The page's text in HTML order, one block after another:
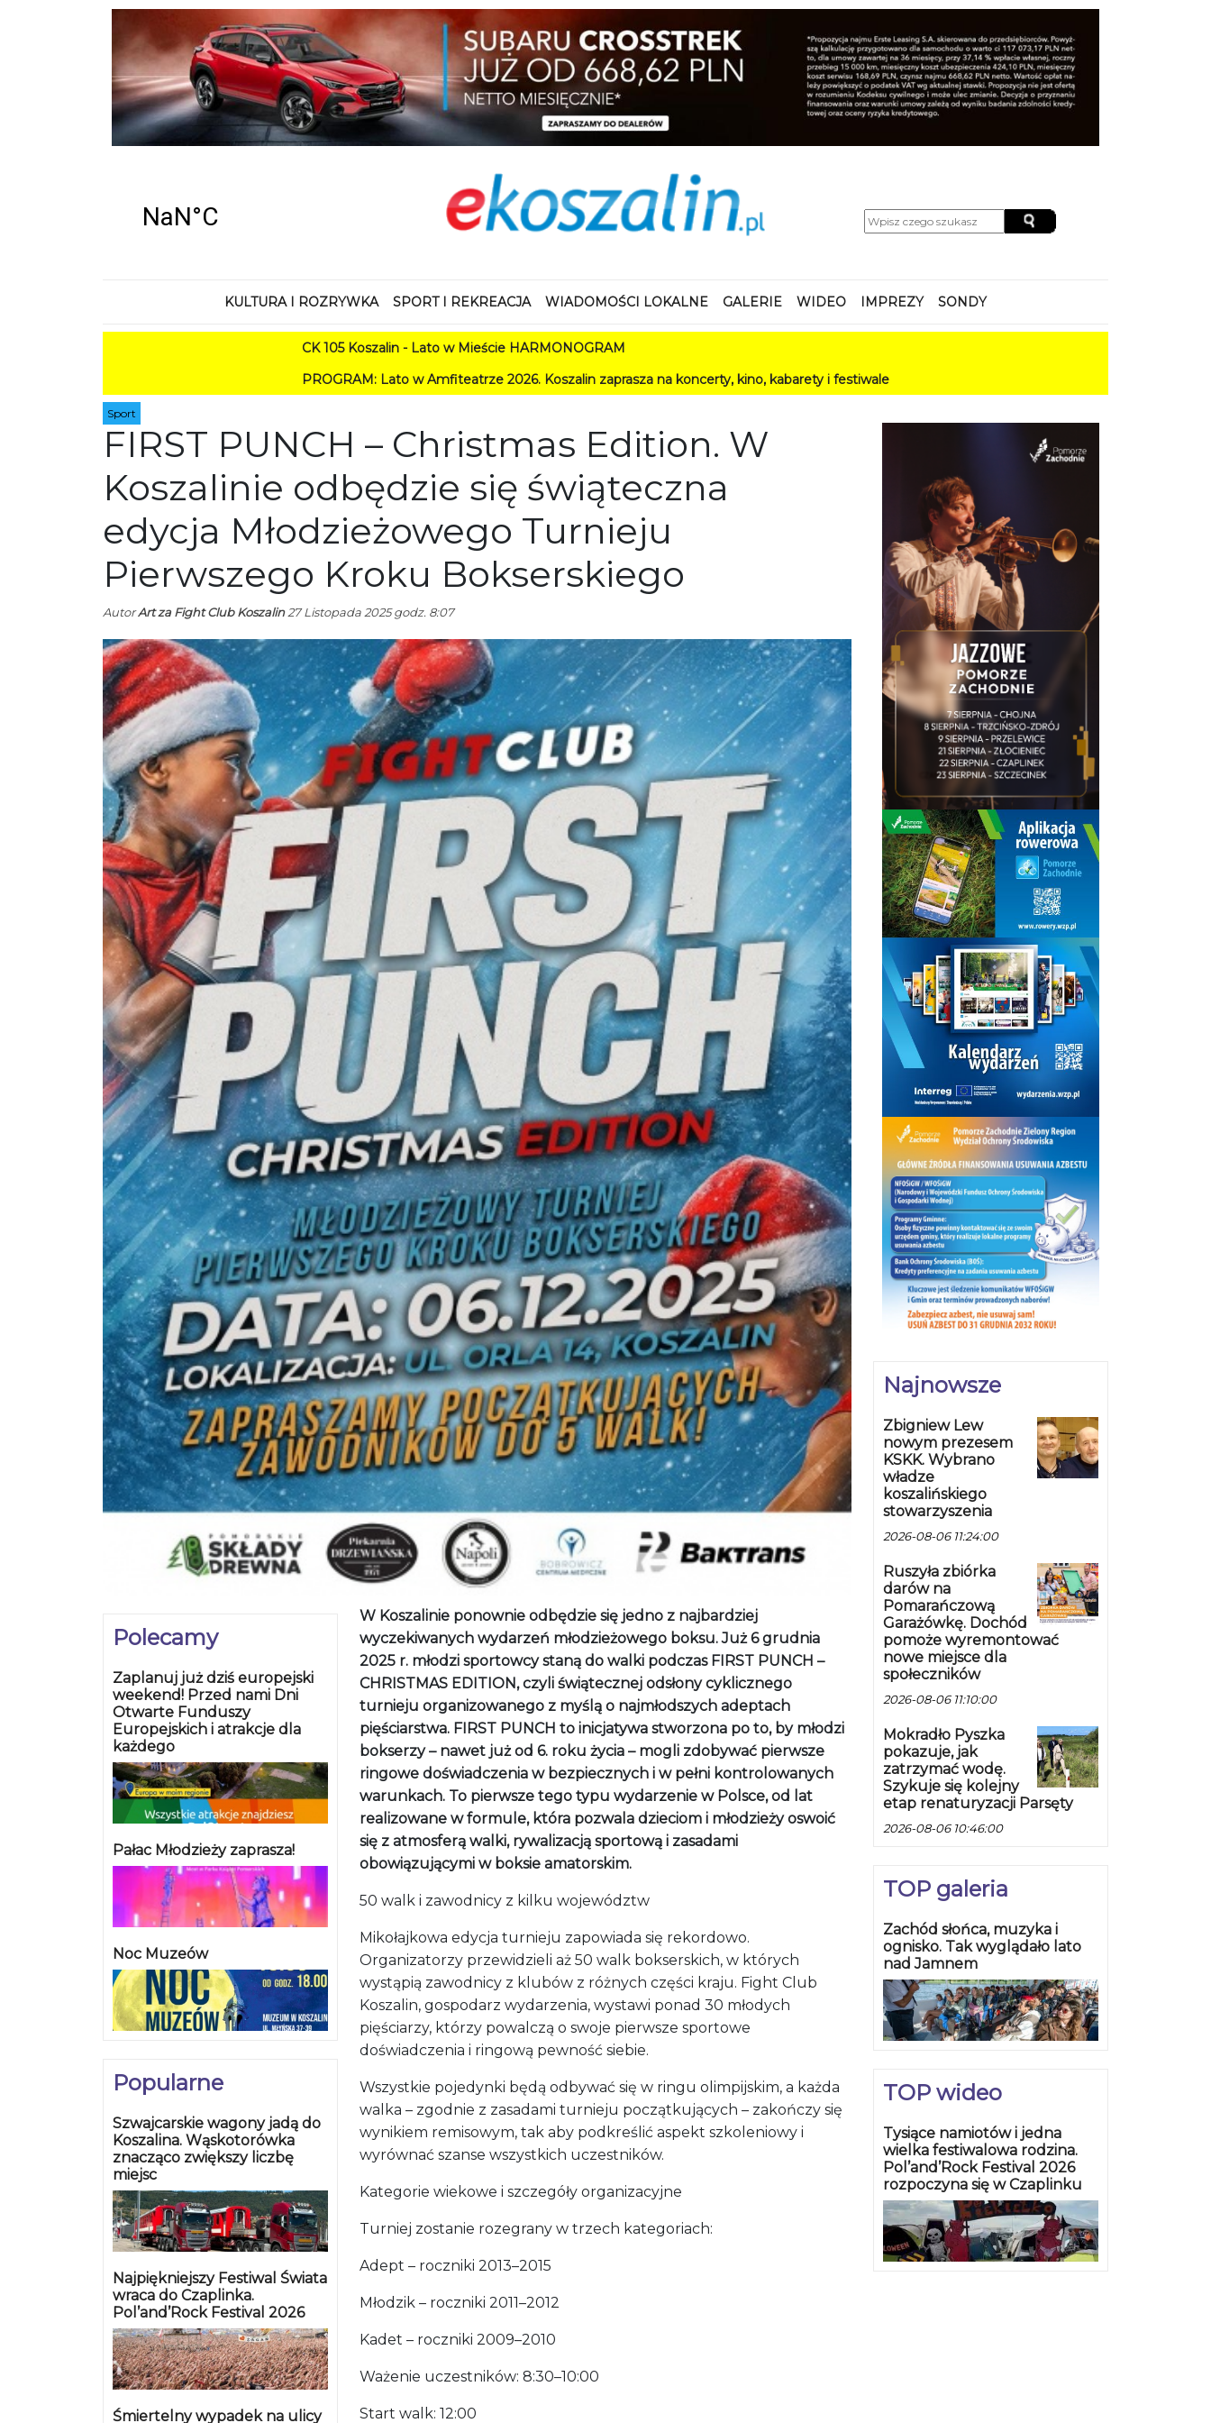
KULTURA I ROZRYWKA SPORT I REKREACJA WIADOMOŚCI LOKALNE GALERIE WIDEO IMPREZY SONDY
CK 105 Koszalin - Lato w Mieście HARMONOGRAM
PROGRAM: Lato w Amfiteatrze 2026. Koszalin zaprasza na koncerty, kino, kabarety i festiwale
Sport
FIRST PUNCH – Christmas Edition. W
Koszalinie odbędzie się świąteczna
edycja Młodzieżowego Turnieju
Pierwszego Kroku Bokserskiego
AutorArt za Fight Club Koszalin27 Listopada 2025 godz. 8:07
Polecamy
Zaplanuj już dziś europejski
weekend! Przed nami Dni
Otwarte Funduszy
Europejskich i atrakcje dla
każdego
Pałac Młodzieży zaprasza!
Noc Muzeów
Popularne
Szwajcarskie wagony jadą do
Koszalina. Wąskotorówka
znacząco zwiększy liczbę
miejsc
Najpiękniejszy Festiwal Świata
wraca do Czaplinka.
Pol’and’Rock Festival 2026
Śmiertelny wypadek na ulicy
W Koszalinie ponownie odbędzie się jedno z najbardziej
wyczekiwanych wydarzeń młodzieżowego boksu. Już 6 grudnia
2025 r. młodzi sportowcy staną do walki podczas FIRST PUNCH –
CHRISTMAS EDITION, czyli świątecznej odsłony cyklicznego
turnieju organizowanego z myślą o najmłodszych adeptach
pięściarstwa. FIRST PUNCH to inicjatywa stworzona po to, by młodzi
bokserzy – nawet już od 6. roku życia – mogli zdobywać pierwsze
ringowe doświadczenia w bezpiecznych i w pełni kontrolowanych
warunkach. To pierwsze tego typu wydarzenie w Polsce, od lat
realizowane w formule, która pozwala dzieciom i młodzieży oswoić
się z atmosferą walki, rywalizacją sportową i zasadami
obowiązującymi w boksie amatorskim.
50 walk i zawodnicy z kilku województw
Mikołajkowa edycja turnieju zapowiada się rekordowo.
Organizatorzy przewidzieli aż 50 walk bokserskich, w których
wystąpią zawodnicy z klubów z różnych części kraju. Fight Club
Koszalin, gospodarz wydarzenia, wystawi ponad 30 młodych
pięściarzy, którzy powalczą o swoje pierwsze sportowe
doświadczenia i ringową pewność siebie.
Wszystkie pojedynki będą odbywać się w ringu olimpijskim, a każda
walka – zgodnie z zasadami turnieju początkujących – zakończy się
wynikiem remisowym, tak aby podkreślić aspekt szkoleniowy i
wyrównać szanse wszystkich uczestników.
Kategorie wiekowe i szczegóły organizacyjne
Turniej zostanie rozegrany w trzech kategoriach:
Adept – roczniki 2013–2015
Młodzik – roczniki 2011–2012
Kadet – roczniki 2009–2010
Ważenie uczestników: 8:30–10:00
Start walk: 12:00
Najnowsze
Zbigniew Lew
nowym prezesem
KSKK. Wybrano
władze
koszalińskiego
stowarzyszenia
2026-08-06 11:24:00
Ruszyła zbiórka
darów na
Pomarańczową
Garażówkę. Dochód
pomoże wyremontować
nowe miejsce dla
społeczników
2026-08-06 11:10:00
Mokradło Pyszka
pokazuje, jak
zatrzymać wodę.
Szykuje się kolejny
etap renaturyzacji Parsęty
2026-08-06 10:46:00
TOP galeria
Zachód słońca, muzyka i
ognisko. Tak wyglądało lato
nad Jamnem
TOP wideo
Tysiące namiotów i jedna
wielka festiwalowa rodzina.
Pol’and’Rock Festival 2026
rozpoczyna się w Czaplinku